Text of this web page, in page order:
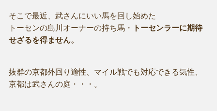
そこで最近、武さんにいい馬を回し始めた
トーセンの島川オーナーの持ち馬・
トーセンラーに期待
せざるを得ません。
抜群の京都外回り適性、マイル戦でも対応できる気性、
京都は武さんの庭・・・。